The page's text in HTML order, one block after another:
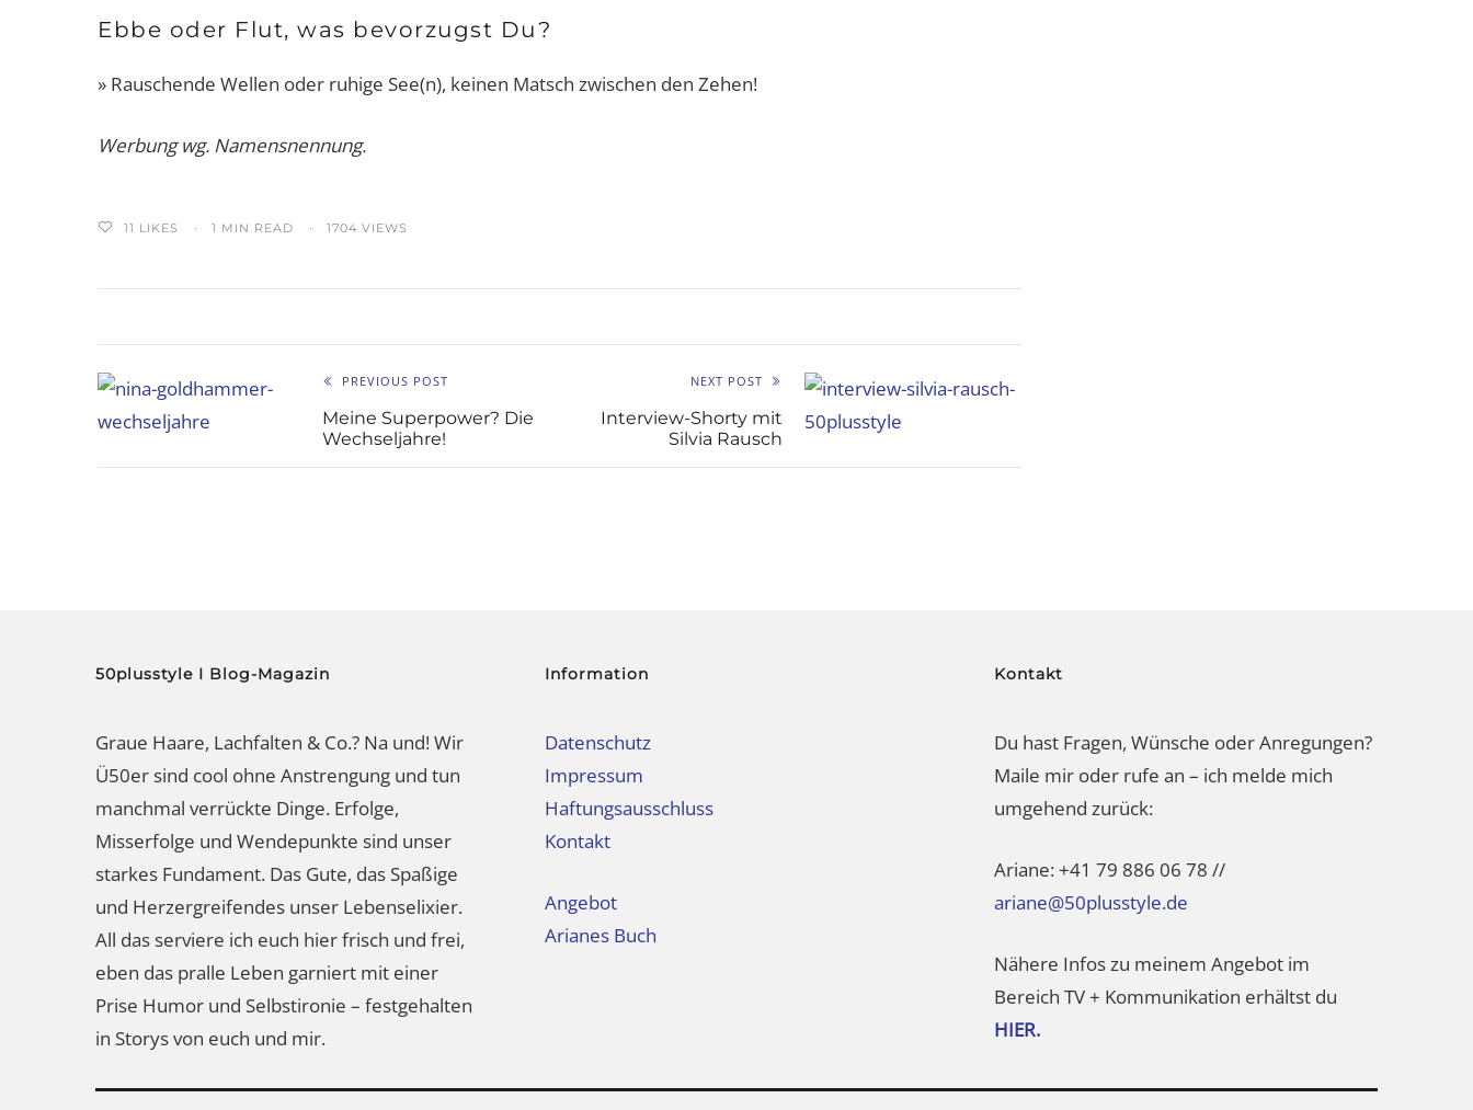
Ebbe oder Flut, was bevorzugst Du?
» Rauschende Wellen oder ruhige See(n), keinen Matsch zwischen den Zehen!
Werbung wg. Namensnennung.
11 LIKES 1 MIN READ 1704 VIEWS
PREVIOUS POST
Meine Superpower? Die
Wechseljahre!
NEXT POST
Interview-Shorty mit
Silvia Rausch
50plusstyle I Blog-Magazin
Graue Haare, Lachfalten & Co.? Na und! Wir
Ü50er sind cool ohne Anstrengung und tun
manchmal verrückte Dinge. Erfolge,
Misserfolge und Wendepunkte sind unser
starkes Fundament. Das Gute, das Spaßige
und Herzergreifendes unser Lebenselixier.
All das serviere ich euch hier frisch und frei,
eben das pralle Leben garniert mit einer
Prise Humor und Selbstironie – festgehalten
in Storys von euch und mir.
Information
Datenschutz
Impressum
Haftungsausschluss
Kontakt
Angebot
Arianes Buch
Kontakt
Du hast Fragen, Wünsche oder Anregungen?
Maile mir oder rufe an – ich melde mich
umgehend zurück:
Ariane: +41 79 886 06 78 //
ariane@50plusstyle.de
Nähere Infos zu meinem Angebot im
Bereich TV + Kommunikation erhältst du
HIER.